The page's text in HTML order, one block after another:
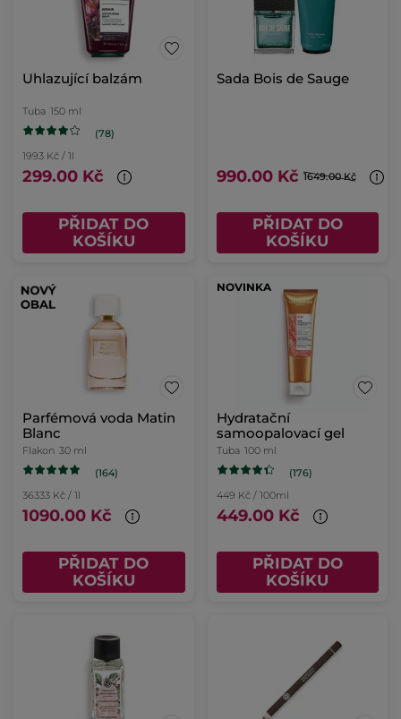
Uhlazující balzám
Tuba 150 ml
(78)
1993 Kč / 1l
299.00 Kč
PŘIDAT DO
KOŠÍKU
Sada Bois de Sauge
990.00 Kč 1649.00 Kč
PŘIDAT DO
KOŠÍKU
Parfémová voda Matin
Blanc
Flakon 30 ml
(164)
36333 Kč / 1l
1090.00 Kč
PŘIDAT DO
KOŠÍKU
NOVINKA
Hydratační
samoopalovací gel
Tuba 100 ml
(176)
449 Kč / 100ml
449.00 Kč
PŘIDAT DO
KOŠÍKU